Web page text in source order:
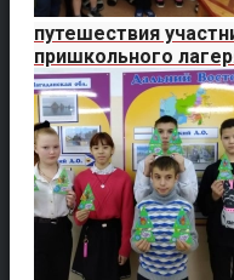
путешествия
пришкольного